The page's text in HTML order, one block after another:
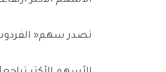
تصدر‭ ‬سهم‭ ‬‮«‬الفردوس‮»‬‭ ‬قائمة‭ ‬الأسهم‭ ‬الرابحة‭ ‬خلال‭ ‬جلسة‭ ‬أمس،‭ ‬محققاً‭ ‬ارتفاعاً‭ ‬بنسبة‭ ‬7‭.‬717‭ % ‬ليغلق‭ ‬عند‭ ‬مستوى‭ ‬0‭.‬335‭ ‬درهم‭.‬